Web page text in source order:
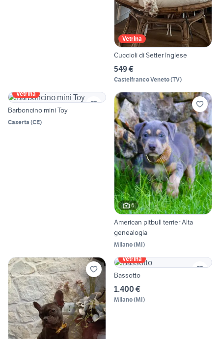
Vetrina
Cuccioli di Setter Inglese
549 €
Castelfranco Veneto(TV)
Vetrina
Barboncino mini Toy
Caserta (CE)
6
American pitbull terrier Alta
genealogia
Milano(MI)
Vetrina
Bassotto
1.400 €
Milano(MI)